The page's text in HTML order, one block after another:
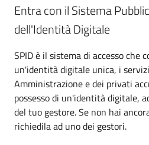
Entra con il Sistema
dell'Identità Digitale
SPID è il sistema di accesso che
un'identità digitale unica, i
Amministrazione e dei privati
possesso di un'identità digitale,
del tuo gestore. Se non hai
richiedila ad uno dei gestori.